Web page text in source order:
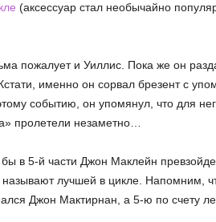
(аксессуар стал необычайно
пожалует и Уиллис. Пока же он
именно он сорвал брезент с
событию, он упомянул, что для
пролетели незаметно…
в 5-й части Джон Маклейн
лучшей в цикле. Напомним,
Джон Мактирнан, а 5-ю по счету